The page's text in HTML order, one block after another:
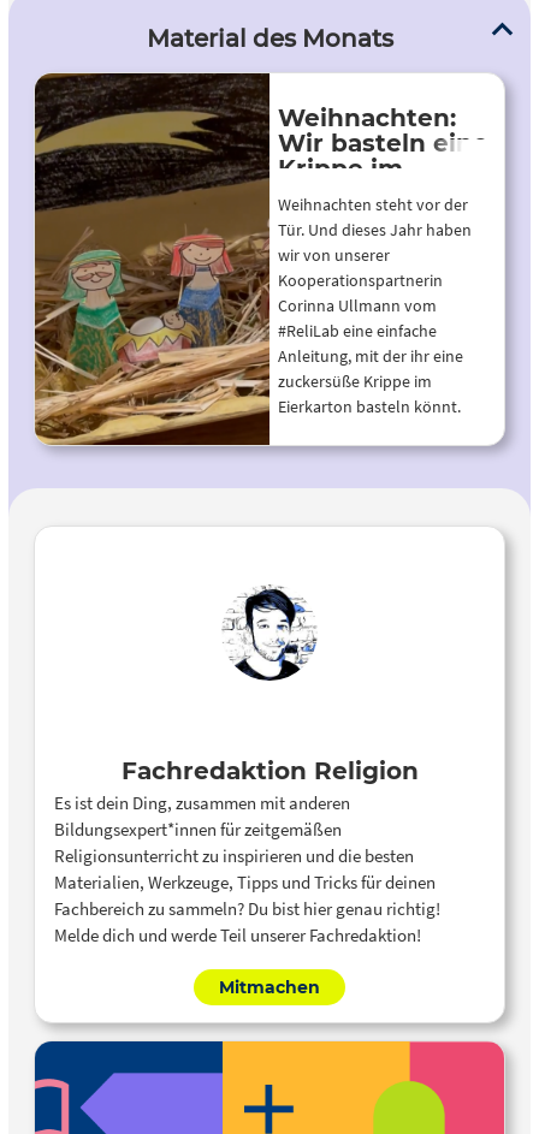
Material des Monats
Weihnachten:
Wir basteln eine
Krippe im
Eierkarton
Weihnachten steht vor der
Tür. Und dieses Jahr haben
wir von unserer
Kooperationspartnerin
Corinna Ullmann vom
#ReliLab eine einfache
Anleitung, mit der ihr eine
zuckersüße Krippe im
Eierkarton basteln könnt.
Fachredaktion Religion
Es ist dein Ding, zusammen mit anderen
Bildungsexpert*innen für zeitgemäßen
Religionsunterricht zu inspirieren und die besten
Materialien, Werkzeuge, Tipps und Tricks für deinen
Fachbereich zu sammeln? Du bist hier genau richtig!
Melde dich und werde Teil unserer Fachredaktion!
Mitmachen